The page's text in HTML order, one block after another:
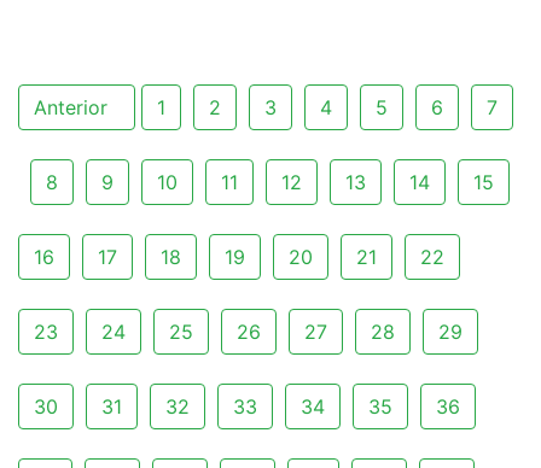
Anterior 1 2 3 4 5 6 7
8 9 10 11 12 13 14 15
16 17 18 19 20 21 22
23 24 25 26 27 28 29
30 31 32 33 34 35 36